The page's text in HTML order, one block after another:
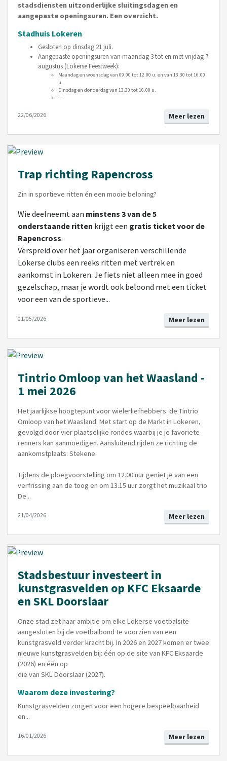
stadsdiensten uitzonderlijke sluitingsdagen en
aangepaste openingsuren. Een overzicht.
Stadhuis Lokeren
Gesloten op dinsdag 21 juli.
Aangepaste openingsuren van maandag 3 tot en met vrijdag 7
augustus (Lokerse Feestweek):
Maandag en woensdag van 09.00 tot 12.00 u. en van 13.30 tot 16.00
u.
Dinsdag en donderdag van 13.30 tot 16.00 u.
...
Meer lezen
22/06/2026
Trap richting Rapencross
Zin in sportieve ritten én een mooie beloning?
Wie deelneemt aan minstens 3 van de 5
onderstaande ritten krijgt een gratis ticket voor de
Rapencross.
Verspreid over het jaar organiseren verschillende
Lokerse clubs een reeks ritten met vertrek en
aankomst in Lokeren. Je fiets niet alleen mee in goed
gezelschap, maar je wordt ook beloond met een ticket
voor een van de sportieve...
Meer lezen
01/05/2026
Tintrio Omloop van het Waasland -
1 mei 2026
Het jaarlijkse hoogtepunt voor wielerliefhebbers: de Tintrio
Omloop van het Waasland. Met start op de Markt in Lokeren,
gevolgd door vier plaatselijke rondes waarbij je je favoriete
renners kan aanmoedigen. Aansluitend rijden ze richting de
aankomstplaats: Stekene.
Tijdens de ploegvoorstelling om 12.00 uur geniet je van een
verfrissing aan de toog en om 13.15 uur zorgt het muzikaal trio
De...
Meer lezen
21/04/2026
Stadsbestuur investeert in
kunstgrasvelden op KFC Eksaarde
en SKL Doorslaar
Onze stad zet haar ambitie om elke Lokerse voetbalsite
aangesloten bij de voetbalbond te voorzien van een
kunstgrasveld verder kracht bij. In 2026 en 2027 komen er twee
nieuwe kunstgrasvelden bij: één op de site van KFC Eksaarde
(2026) en één op
die van SKL Doorslaar (2027).
Waarom deze investering?
Kunstgrasvelden zorgen voor een hogere bespeelbaarheid
en...
Meer lezen
16/01/2026